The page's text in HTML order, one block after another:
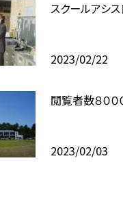
スクールアシ
2023/02/22
閲覧者数８００
2023/02/03